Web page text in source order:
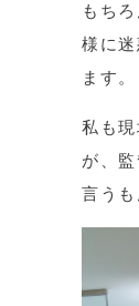
もち
様に
ます。
私も
が、
言う